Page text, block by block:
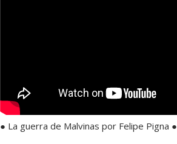
● La guerra de Malvinas por Felipe Pigna ●